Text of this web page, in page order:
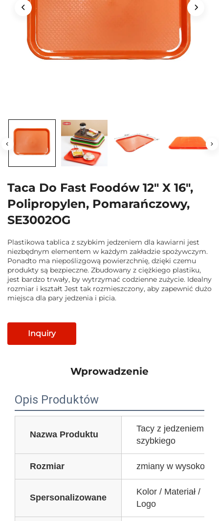
Taca Do Fast Foodów 12" X 16",
Polipropylen, Pomarańczowy,
SE3002OG
Plastikowa tablica z szybkim jedzeniem dla kawiarni jest
niezbędnym elementem w każdym zakładzie spożywczym.
Ponadto ma niepoślizgową powierzchnię, dzięki czemu
produkty są bezpieczne. Zbudowany z ciężkiego plastiku,
jest bardzo trwały, by wytrzymać codzienne zużycie. Idealny
rozmiar i kształt Jest tak rozmieszczony, aby zapewnić dużo
miejsca dla pary jedzenia i picia.
Inquiry
Wprowadzenie
Opis Produktów
Nazwa Produktu
Tacy z jedzeniem
szybkiego
Rozmiar zmiany w wysokości:
Spersonalizowane
Kolor / Materiał /
Logo